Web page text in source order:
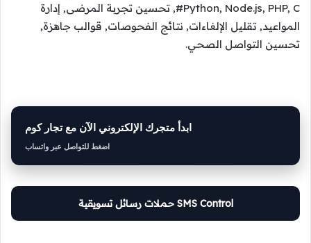
Python, Node.js, PHP, C#, تحسين تجربة المرضى, إدارة
المواعيد, تقليل الإلغاءات, نتائج الفحوصات, قوالب جاهزة,
تحسين التواصل الصحي.
ابدأ متجرك الإلكتروني الآن مع تجار كوم
اضغط للتواصل عبر واتساب
SMS Control حملات رسائل تسويقية